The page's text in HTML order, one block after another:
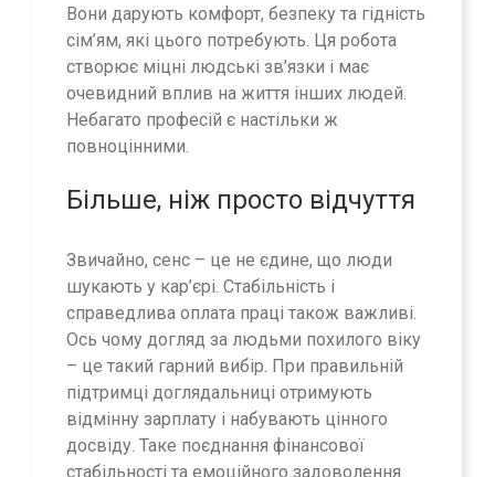
Вони дарують комфорт, безпеку та гідність
сім’ям, які цього потребують. Ця робота
створює міцні людські зв’язки і має
очевидний вплив на життя інших людей.
Небагато професій є настільки ж
повноцінними.
Більше, ніж просто відчуття
Звичайно, сенс – це не єдине, що люди
шукають у кар’єрі. Стабільність і
справедлива оплата праці також важливі.
Ось чому догляд за людьми похилого віку
– це такий гарний вибір. При правильній
підтримці доглядальниці отримують
відмінну зарплату і набувають цінного
досвіду. Таке поєднання фінансової
стабільності та емоційного задоволення